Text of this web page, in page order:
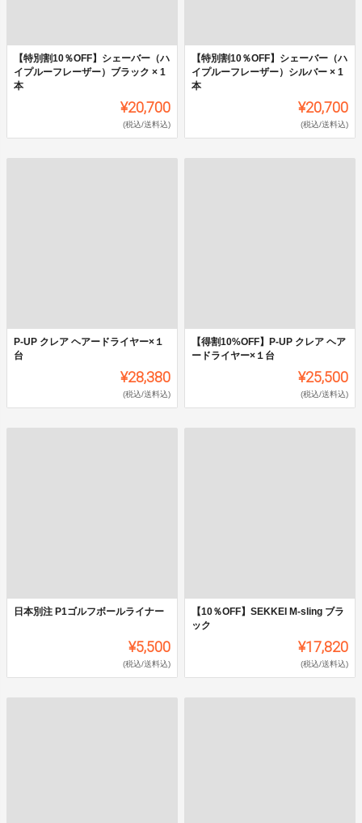
【特別割10％OFF】シェーバー（ハ
イプルーフレーザー）ブラック × 1
本
¥20,700
(税込/送料込)
【特別割10％OFF】シェーバー（ハ
イプルーフレーザー）シルバー × 1
本
¥20,700
(税込/送料込)
P-UP クレア ヘアードライヤー×１
台
¥28,380
(税込/送料込)
【得割10%OFF】P-UP クレア ヘア
ードライヤー×１台
¥25,500
(税込/送料込)
日本別注 P1ゴルフボールライナー
¥5,500
(税込/送料込)
【10％OFF】SEKKEI M-sling ブラ
ック
¥17,820
(税込/送料込)